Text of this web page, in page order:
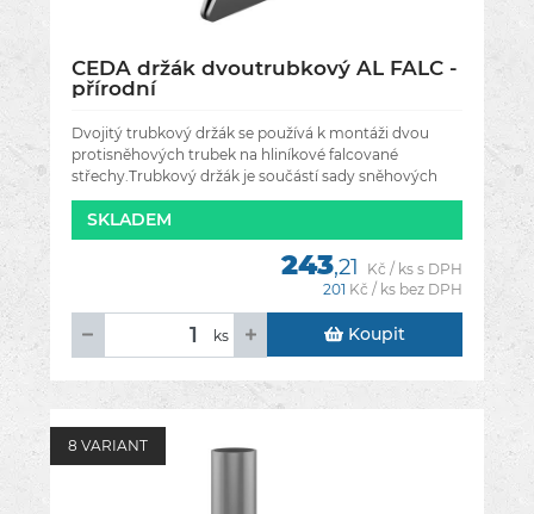
CEDA držák dvoutrubkový AL FALC -
přírodní
Dvojitý trubkový držák se používá k montáži dvou
protisněhových trubek na hliníkové falcované
střechy.Trubkový držák je součástí sady sněhových
zábran, které chrání střechu
SKLADEM
243,21
Kč / ks s DPH
201 Kč / ks bez DPH
ks Koupit
8 VARIANT